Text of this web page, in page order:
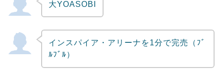
Powered by livedoor 相互RSS
大YOASOBI
インスパイア・アリーナを1分で完売（ﾌﾞ
ﾙﾌﾞﾙ）